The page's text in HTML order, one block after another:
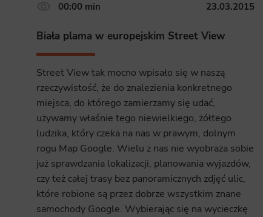
00:00 min 23.03.2015
Biała plama w europejskim Street View
Street View tak mocno wpisało się w naszą
rzeczywistość, że do znalezienia konkretnego
miejsca, do którego zamierzamy się udać,
używamy właśnie tego niewielkiego, żółtego
ludzika, który czeka na nas w prawym, dolnym
rogu Map Google. Wielu z nas nie wyobraża sobie
już sprawdzania lokalizacji, planowania wyjazdów,
czy też całej trasy bez panoramicznych zdjęć ulic,
które robione są przez dobrze wszystkim znane
samochody Google. Wybierając się na wycieczkę